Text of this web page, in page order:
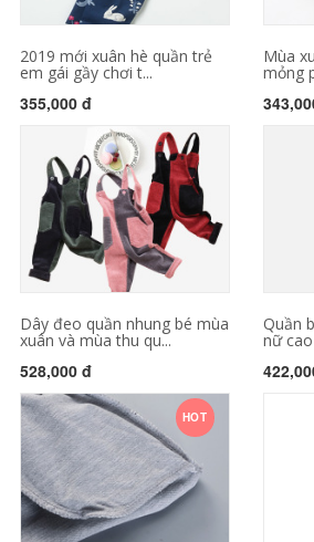
2019 mới xuân hè quần trẻ
em gái gầy chơi t...
355,000 đ
Mùa
mỏng
Dây đeo quần nhung bé mùa
xuân và mùa thu qu...
528,000 đ
Quần
nữ
HOT